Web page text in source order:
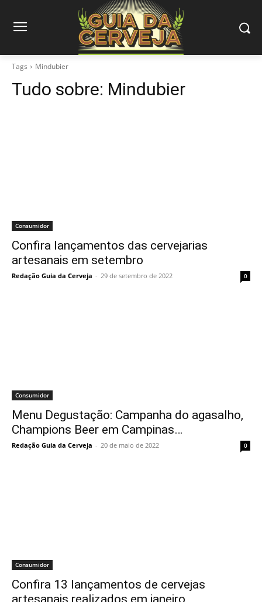
Tags Mindubier
Tudo sobre: Mindubier
Consumidor
Confira lançamentos das cervejarias
artesanais em setembro
Redação Guia da Cerveja - 29 de setembro de 2022 0
Consumidor
Menu Degustação: Campanha do agasalho,
Champions Beer em Campinas…
Redação Guia da Cerveja - 20 de maio de 2022 0
Consumidor
Confira 13 lançamentos de cervejas
artesanais realizados em janeiro